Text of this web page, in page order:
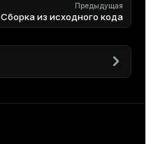
Предыдущая
Сборка из исходного кода